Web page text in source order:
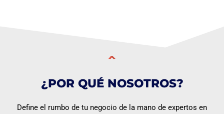
¿POR QUÉ NOSOTROS?
Define el rumbo de tu negocio de la mano de expertos en